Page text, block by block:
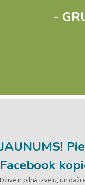
-
JAUNUMS!
Facebook
Dzīve ir pilna izvēļu, un